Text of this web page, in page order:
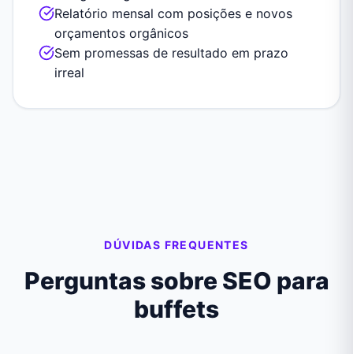
Relatório mensal com posições e novos
orçamentos orgânicos
Sem promessas de resultado em prazo
irreal
DÚVIDAS FREQUENTES
Perguntas sobre SEO para
buffets